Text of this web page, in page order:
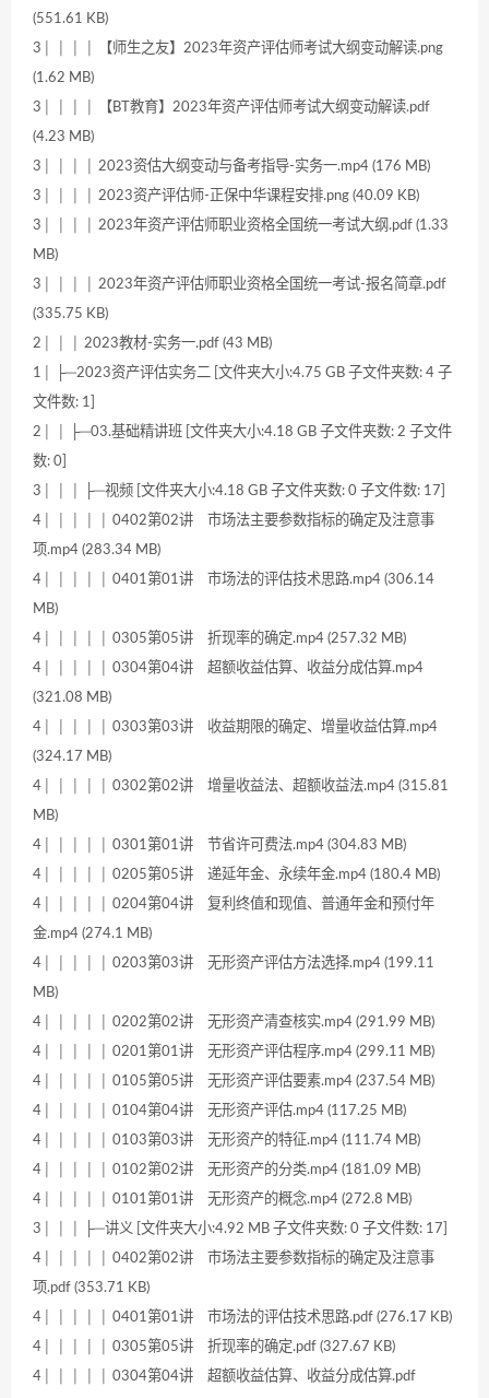
(551.61 KB)
3│ │ │ │ 【师生之友】2023年资产评估师考试大纲变动解读.png
(1.62 MB)
3│ │ │ │ 【BT教育】2023年资产评估师考试大纲变动解读.pdf
(4.23 MB)
3│ │ │ │ 2023资估大纲变动与备考指导-实务一.mp4 (176 MB)
3│ │ │ │ 2023资产评估师-正保中华课程安排.png (40.09 KB)
3│ │ │ │ 2023年资产评估师职业资格全国统一考试大纲.pdf (1.33
MB)
3│ │ │ │ 2023年资产评估师职业资格全国统一考试-报名简章.pdf
(335.75 KB)
2│ │ │ 2023教材-实务一.pdf (43 MB)
1│ ├─2023资产评估实务二 [文件夹大小:4.75 GB 子文件夹数: 4 子
文件数: 1]
2│ │ ├─03.基础精讲班 [文件夹大小:4.18 GB 子文件夹数: 2 子文件
数: 0]
3│ │ │ ├─视频 [文件夹大小:4.18 GB 子文件夹数: 0 子文件数: 17]
4│ │ │ │ │ 0402第02讲 市场法主要参数指标的确定及注意事
项.mp4 (283.34 MB)
4│ │ │ │ │ 0401第01讲 市场法的评估技术思路.mp4 (306.14
MB)
4│ │ │ │ │ 0305第05讲 折现率的确定.mp4 (257.32 MB)
4│ │ │ │ │ 0304第04讲 超额收益估算、收益分成估算.mp4
(321.08 MB)
4│ │ │ │ │ 0303第03讲 收益期限的确定、增量收益估算.mp4
(324.17 MB)
4│ │ │ │ │ 0302第02讲 增量收益法、超额收益法.mp4 (315.81
MB)
4│ │ │ │ │ 0301第01讲 节省许可费法.mp4 (304.83 MB)
4│ │ │ │ │ 0205第05讲 递延年金、永续年金.mp4 (180.4 MB)
4│ │ │ │ │ 0204第04讲 复利终值和现值、普通年金和预付年
金.mp4 (274.1 MB)
4│ │ │ │ │ 0203第03讲 无形资产评估方法选择.mp4 (199.11
MB)
4│ │ │ │ │ 0202第02讲 无形资产清查核实.mp4 (291.99 MB)
4│ │ │ │ │ 0201第01讲 无形资产评估程序.mp4 (299.11 MB)
4│ │ │ │ │ 0105第05讲 无形资产评估要素.mp4 (237.54 MB)
4│ │ │ │ │ 0104第04讲 无形资产评估.mp4 (117.25 MB)
4│ │ │ │ │ 0103第03讲 无形资产的特征.mp4 (111.74 MB)
4│ │ │ │ │ 0102第02讲 无形资产的分类.mp4 (181.09 MB)
4│ │ │ │ │ 0101第01讲 无形资产的概念.mp4 (272.8 MB)
3│ │ │ ├─讲义 [文件夹大小:4.92 MB 子文件夹数: 0 子文件数: 17]
4│ │ │ │ │ 0402第02讲 市场法主要参数指标的确定及注意事
项.pdf (353.71 KB)
4│ │ │ │ │ 0401第01讲 市场法的评估技术思路.pdf (276.17 KB)
4│ │ │ │ │ 0305第05讲 折现率的确定.pdf (327.67 KB)
4│ │ │ │ │ 0304第04讲 超额收益估算、收益分成估算.pdf